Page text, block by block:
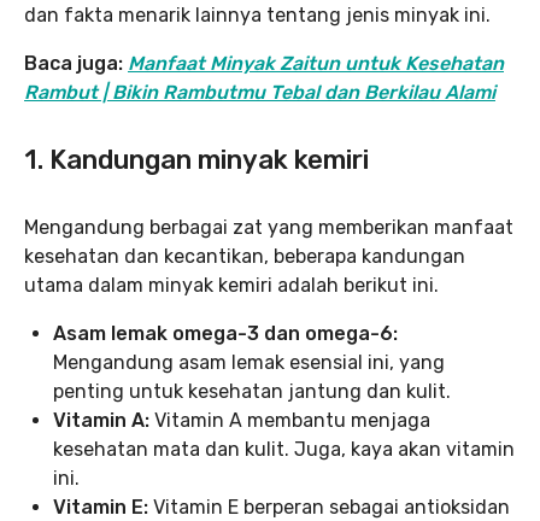
dan fakta menarik lainnya tentang jenis minyak ini.
Baca juga: Manfaat Minyak Zaitun untuk Kesehatan
Rambut | Bikin Rambutmu Tebal dan Berkilau Alami
1. Kandungan minyak kemiri
Mengandung berbagai zat yang memberikan manfaat
kesehatan dan kecantikan, beberapa kandungan
utama dalam minyak kemiri adalah berikut ini.
Asam lemak omega-3 dan omega-6:
Mengandung asam lemak esensial ini, yang
penting untuk kesehatan jantung dan kulit.
Vitamin A: Vitamin A membantu menjaga
kesehatan mata dan kulit. Juga, kaya akan vitamin
ini.
Vitamin E: Vitamin E berperan sebagai antioksidan